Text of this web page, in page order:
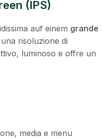
(IPS)
auf einem grande
risoluzione di
luminoso e offre un
media e menu